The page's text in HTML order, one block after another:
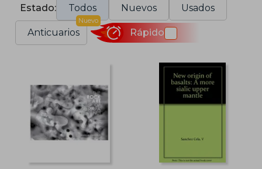
Estado: Todos Nuevos Usados
Anticuarios
Nuevo
Rápido